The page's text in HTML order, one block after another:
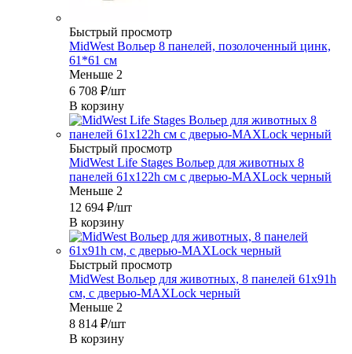
Быстрый просмотр
MidWest Вольер 8 панелей, позолоченный цинк,
61*61 см
Меньше 2
6 708 ₽/шт
В корзину
Быстрый просмотр
MidWest Life Stages Вольер для животных 8
панелей 61х122h см с дверью-MAXLock черный
Меньше 2
12 694 ₽/шт
В корзину
Быстрый просмотр
MidWest Вольер для животных, 8 панелей 61х91h
см, с дверью-MAXLock черный
Меньше 2
8 814 ₽/шт
В корзину